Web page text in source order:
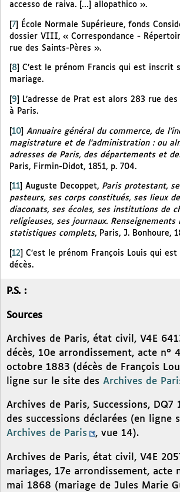
accesso de raiva. […] allopathico ».
[7]
École Normale Supérieure, fonds
dossier VIII, « Correspondance -
rue des Saints-Pères ».
8
C’est le prénom Francis qui est inscrit
mariage.
9
L’adresse de Prat est alors 283 rue
à Paris.
[10] Annuaire général du commerce, de
magistrature et de l’administration : ou
adresses de Paris, des départements et
Paris, Firmin-Didot, 1851, p. 704.
11 Auguste Decoppet, Paris protestant,
pasteurs, ses corps constitués, ses lieux
diaconats, ses écoles, ses institutions de
religieuses, ses journaux.
statistiques complets, Paris, J. Bonhoure,
[12] C’est le prénom François Louis qui
décès.
P.S. :
Sources
Archives de Paris, état civil, V4E
décès, 10e arrondissement, acte n°
octobre 1883 (décès de François
ligne sur le site des Archives de
Archives de Paris, Successions, DQ7
des successions déclarées (en ligne
Archives de Paris
, vue 14).
Archives de Paris, état civil, V4E
mariages, 17e arrondissement, acte
mai 1868 (mariage de Jules Marie